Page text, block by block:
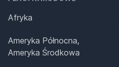
Afryka
Ameryka Północna,
Ameryka Środkowa